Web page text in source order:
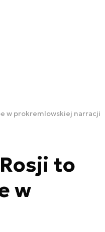
w prokremlowskiej narracji
to
w